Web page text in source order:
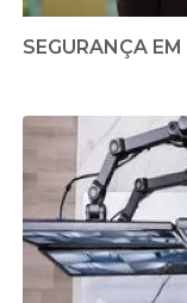
SEGURANÇA